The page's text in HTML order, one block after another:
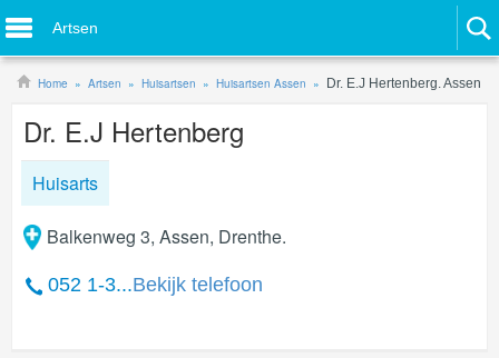
Artsen
Home Artsen Huisartsen Huisartsen Assen Dr. E.J Hertenberg. Assen
Dr. E.J Hertenberg
Huisarts
Balkenweg 3, Assen, Drenthe.
052 1-3...Bekijk telefoon